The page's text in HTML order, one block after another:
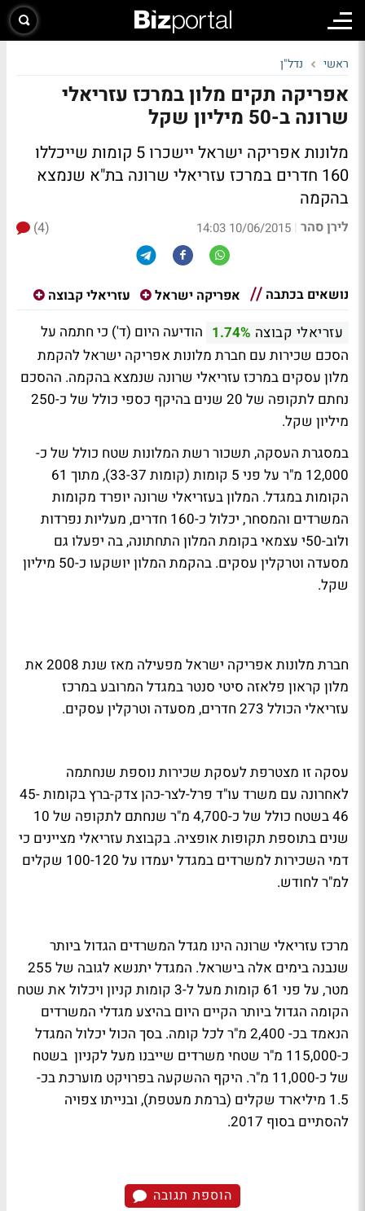
ראשי נדל"ן
אפריקה תקים מלון במרכז עזריאלי
שרונה ב-50 מיליון שקל
מלונות אפריקה ישראל יישכרו 5 קומות שייכללו
160 חדרים במרכז עזריאלי שרונה בת"א שנמצא
בהקמה
לירן סהר |
10/06/2015 14:03
(4)
נושאים בכתבה אפריקה ישראל עזריאלי קבוצה
עזריאלי קבוצה 1.74% הודיעה היום (ד') כי חתמה על
הסכם שכירות עם חברת מלונות אפריקה ישראל להקמת
מלון עסקים במרכז עזריאלי שרונה שנמצא בהקמה. ההסכם
נחתם לתקופה של 20 שנים בהיקף כספי כולל של כ-250
מיליון שקל.
במסגרת העסקה, תשכור רשת המלונות שטח כולל של כ-
12,000 מ"ר על פני 5 קומות (קומות 33-37), מתוך 61
הקומות במגדל. המלון בעזריאלי שרונה יופרד מקומות
המשרדים והמסחר, יכלול כ-160 חדרים, מעליות נפרדות
ולוב-50י עצמאי בקומת המלון התחתונה, בה יפעלו גם
מסעדה וטרקלין עסקים. בהקמת המלון יושקעו כ-50 מיליון
שקל.
חברת מלונות אפריקה ישראל מפעילה מאז שנת 2008 את
מלון קראון פלאזה סיטי סנטר במגדל המרובע במרכז
עזריאלי הכולל 273 חדרים, מסעדה וטרקלין עסקים.
עסקה זו מצטרפת לעסקת שכירות נוספת שנחתמה
לאחרונה עם משרד עו"ד פרל-לצר-כהן צדק-ברץ בקומות 45-
46 בשטח כולל של כ-4,700 מ"ר שנחתם לתקופה של 10
שנים בתוספת תקופות אופציה. בקבוצת עזריאלי מציינים כי
דמי השכירות למשרדים במגדל יעמדו על 100-120 שקלים
למ"ר לחודש.
מרכז עזריאלי שרונה הינו מגדל המשרדים הגדול ביותר
שנבנה בימים אלה בישראל. המגדל יתנשא לגובה של 255
מטר, על פני 61 קומות מעל ל-3 קומות קניון ויכלול את שטח
הקומה הגדול ביותר הקיים היום בהיצע מגדלי המשרדים
הנאמד בכ- 2,400 מ"ר לכל קומה. בסך הכול יכלול המגדל
כ-115,000 מ"ר שטחי משרדים שייבנו מעל לקניון בשטח
של כ-11,000 מ"ר. היקף ההשקעה בפרויקט מוערכת בכ-
1.5 מיליארד שקלים (ברמת מעטפת), ובנייתו צפויה
להסתיים בסוף 2017.
הוספת תגובה